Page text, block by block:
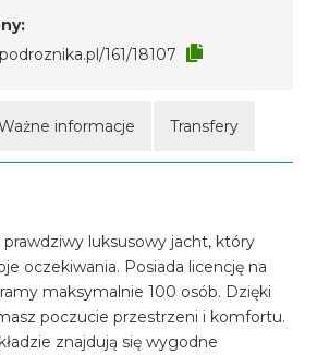
161/18107
informacje Transfery
luksusowy jacht, który
oczekiwania. Posiada licencję na
maksymalnie 100 osób. Dzięki
poczucie przestrzeni i komfortu.
znajdują się wygodne